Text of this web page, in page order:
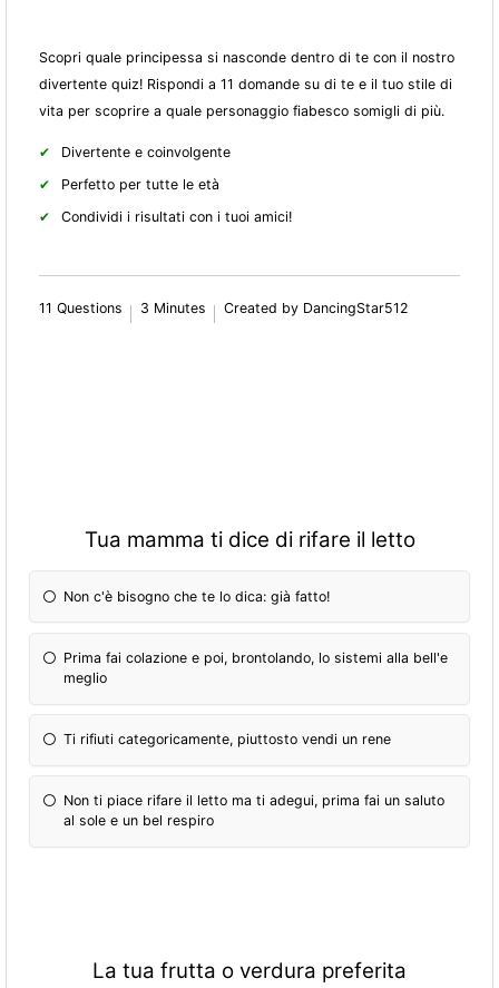
Scopri quale principessa si nasconde dentro di te con il nostro
divertente quiz! Rispondi a 11 domande su di te e il tuo stile di
vita per scoprire a quale personaggio fiabesco somigli di più.
Divertente e coinvolgente
Perfetto per tutte le età
Condividi i risultati con i tuoi amici!
11 Questions 3 Minutes Created by DancingStar512
Tua mamma ti dice di rifare il letto
Non c'è bisogno che te lo dica: già fatto!
Prima fai colazione e poi, brontolando, lo sistemi alla bell'e
meglio
Ti rifiuti categoricamente, piuttosto vendi un rene
Non ti piace rifare il letto ma ti adegui, prima fai un saluto
al sole e un bel respiro
La tua frutta o verdura preferita